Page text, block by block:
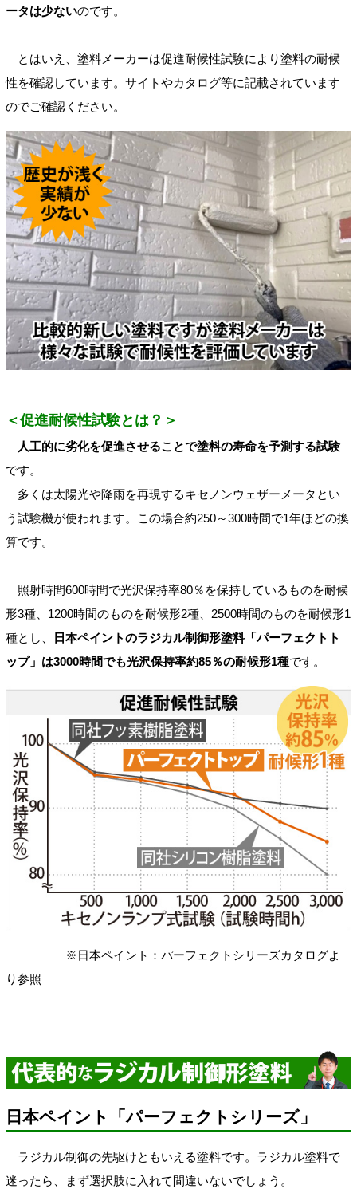
ータは少ないのです。
とはいえ、塗料メーカーは促進耐候性試験により塗料の耐候
性を確認しています。サイトやカタログ等に記載されています
のでご確認ください。
＜促進耐候性試験とは？＞
人工的に劣化を促進させることで塗料の寿命を予測する試験
です。
多くは太陽光や降雨を再現するキセノンウェザーメータとい
う試験機が使われます。この場合約250～300時間で1年ほどの換
算です。
照射時間600時間で光沢保持率80％を保持しているものを耐候
形3種、1200時間のものを耐候形2種、2500時間のものを耐候形1
種とし、
日本ペイントのラジカル制御形塗料「パーフェクトト
ップ」は3000時間でも光沢保持率約85％の耐候形1種です。
※日本ペイント：パーフェクトシリーズカタログよ
り参照
日本ペイント「パーフェクトシリーズ」
ラジカル制御の先駆けともいえる塗料です。ラジカル塗料で
迷ったら、まず選択肢に入れて間違いないでしょう。